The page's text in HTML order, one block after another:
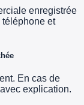
enregistrée
et
En cas de
explication.